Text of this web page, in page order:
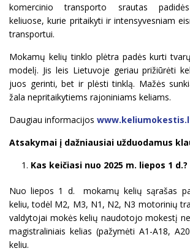
komercinio transporto srautas
keliuose, kurie pritaikyti ir intensyvesniam
transportui.
Mokamų kelių tinklo plėtra padės kurti
modelį. Jis leis Lietuvoje geriau prižiūrėti
juos gerinti, bet ir plėsti tinklą. Mažės
žala nepritaikytiems rajoniniams keliams.
Daugiau informacijos
Atsakymai į dažniausiai užduodamus
Kas keičiasi nuo 2025 m. liepos 1 d.?
Nuo liepos 1 d. mokamų kelių sąrašas
keliu, todėl M2, M3, N1, N2, N3 motorinių
valdytojai mokės kelių naudotojo mokestį
magistraliniais kelias (pažymėti A1-A18,
keliu.